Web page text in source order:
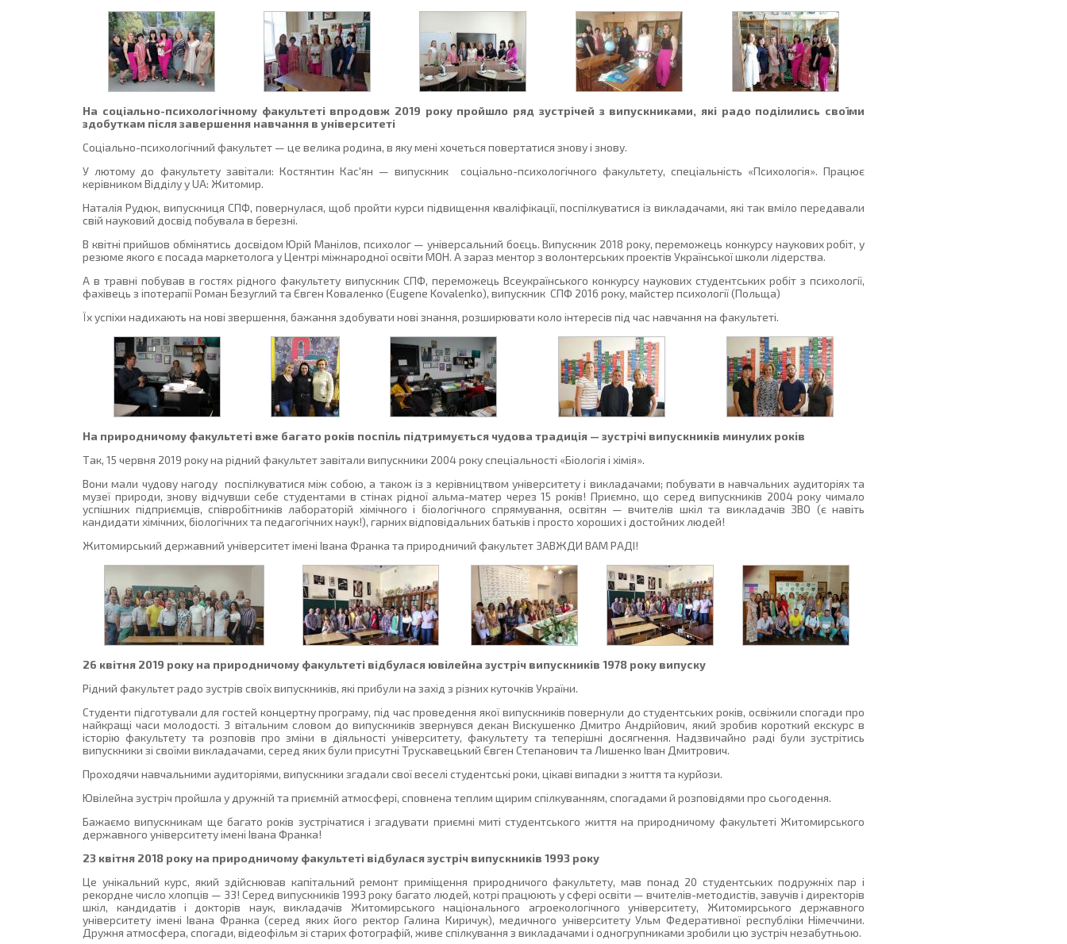
На соціально-психологічному факультеті впродовж 2019 року пройшло ряд зустрічей з випускниками, які радо поділились своїми
здобуткам після завершення навчання в університеті
Соціально-психологічний факультет — це велика родина, в яку мені хочеться повертатися знову і знову.
У лютому до факультету завітали: Костянтин Кас'ян — випускник соціально-психологічного факультету, спеціальність «Психологія». Працює
керівником Відділу у UA: Житомир.
Наталія Рудюк, випускниця СПФ, повернулася, щоб пройти курси підвищення кваліфікації, поспілкуватися із викладачами, які так вміло передавали
свій науковий досвід побувала в березні.
В квітні прийшов обмінятись досвідом Юрій Манілов, психолог — універсальний боєць. Випускник 2018 року, переможець конкурсу наукових робіт, у
резюме якого є посада маркетолога у Центрі міжнародної освіти МОН. А зараз ментор з волонтерських проектів Української школи лідерства.
А в травні побував в гостях рідного факультету випускник СПФ, переможець Всеукраїнського конкурсу наукових студентських робіт з психології,
фахівець з іпотерапії Роман Безуглий та Євген Коваленко (Eugene Kovalenko), випускник СПФ 2016 року, майстер психології (Польща)
Їх успіхи надихають на нові звершення, бажання здобувати нові знання, розширювати коло інтересів під час навчання на факультеті.
На природничому факультеті вже багато років поспіль підтримується чудова традиція — зустрічі випускників минулих років
Так, 15 червня 2019 року на рідний факультет завітали випускники 2004 року спеціальності «Біологія і хімія».
Вони мали чудову нагоду поспілкуватися між собою, а також із з керівництвом університету і викладачами; побувати в навчальних аудиторіях та
музеї природи, знову відчувши себе студентами в стінах рідної альма-матер через 15 років! Приємно, що серед випускників 2004 року чимало
успішних підприємців, співробітників лабораторій хімічного і біологічного спрямування, освітян — вчителів шкіл та викладачів ЗВО (є навіть
кандидати хімічних, біологічних та педагогічних наук!), гарних відповідальних батьків і просто хороших і достойних людей!
Житомирський державний університет імені Івана Франка та природничий факультет ЗАВЖДИ ВАМ РАДІ!
26 квітня 2019 року на природничому факультеті відбулася ювілейна зустріч випускників 1978 року випуску
Рідний факультет радо зустрів своїх випускників, які прибули на захід з різних куточків України.
Студенти підготували для гостей концертну програму, під час проведення якої випускників повернули до студентських років, освіжили спогади про
найкращі часи молодості. З вітальним словом до випускників звернувся декан Вискушенко Дмитро Андрійович, який зробив короткий екскурс в
історію факультету та розповів про зміни в діяльності університету, факультету та теперішні досягнення. Надзвичайно раді були зустрітись
випускники зі своїми викладачами, серед яких були присутні Трускавецький Євген Степанович та Лишенко Іван Дмитрович.
Проходячи навчальними аудиторіями, випускники згадали свої веселі студентські роки, цікаві випадки з життя та курйози.
Ювілейна зустріч пройшла у дружній та приємній атмосфері, сповнена теплим щирим спілкуванням, спогадами й розповідями про сьогодення.
Бажаємо випускникам ще багато років зустрічатися і згадувати приємні миті студентського життя на природничому факультеті Житомирського
державного університету імені Івана Франка!
23 квітня 2018 року на природничому факультеті відбулася зустріч випускників 1993 року
Це унікальний курс, який здійснював капітальний ремонт приміщення природничого факультету, мав понад 20 студентських подружніх пар і
рекордне число хлопців — 33! Серед випускників 1993 року багато людей, котрі працюють у сфері освіти — вчителів-методистів, завучів і директорів
шкіл, кандидатів і докторів наук, викладачів Житомирського національного агроекологічного університету, Житомирського державного
університету імені Івана Франка (серед яких його ректор Галина Киричук), медичного університету Ульм Федеративної республіки Німеччини.
Дружня атмосфера, спогади, відеофільм зі старих фотографій, живе спілкування з викладачами і одногрупниками зробили цю зустріч незабутньою.